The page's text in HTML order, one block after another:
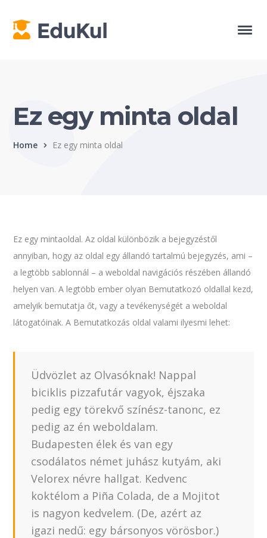
Ez egy minta oldal
Home Ez egy minta oldal
Ez egy mintaoldal. Az oldal különbözik a bejegyzéstől
annyiban, hogy az oldal egy állandó tartalmú bejegyzés, ami –
a legtöbb sablonnál – a weboldal navigációs részében állandó
helyen van. A legtöbb ember olyan Bemutatkozó oldallal kezd,
amelyik bemutatja őt, vagy a tevékenységét a weboldal
látogatóinak. A Bemutatkozás oldal valami ilyesmi lehet:
Üdvözlet az Olvasóknak! Nappal
biciklis pizzafutár vagyok, éjszaka
pedig egy törekvő színész-tanonc, ez
pedig az én weboldalam.
Budapesten élek és van egy
csodálatos német juhász kutyám, aki
Velorex névre hallgat. Kedvenc
koktélom a Piña Colada, de a Mojitot
is nagyon kedvelem. (De, azért az
igazi nedű: egy bársonyos vörösbor.)